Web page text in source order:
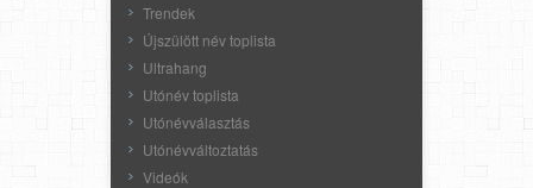
Trendek
Újszülött név toplista
Ultrahang
Utónév toplista
Utónévválasztás
Utónévváltoztatás
Videók